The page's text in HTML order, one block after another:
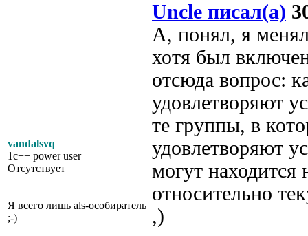
vandalsvq
1c++ power user
Отсутствует
Я всего лишь als-особиратель
;-)
Uncle писал(а)
А, понял, я
хотя был
отсюда вопрос:
удовлетворяют
те группы, в
удовлетворяют
могут находится
относительно
,)